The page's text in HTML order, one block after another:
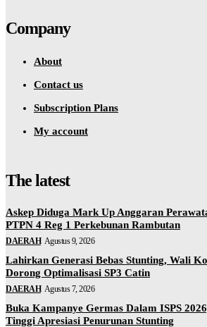
Company
About
Contact us
Subscription Plans
My account
The latest
Askep Diduga Mark Up Anggaran
PTPN 4 Reg 1 Perkebunan Rambutan
DAERAH Agustus 9, 2026
Lahirkan Generasi Bebas Stunting, Wali
Dorong Optimalisasi SP3 Catin
DAERAH Agustus 7, 2026
Buka Kampanye Germas Dalam ISPS
Tinggi Apresiasi Penurunan Stunting